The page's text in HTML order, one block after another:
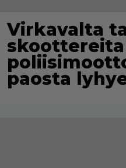
Virkavalta
skoottereita
paosta